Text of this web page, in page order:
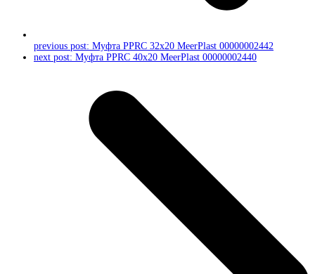
previous post: Муфта PPRC 32х20 MeerPlast 00000002442
next post: Муфта PPRC 40х20 MeerPlast 00000002440